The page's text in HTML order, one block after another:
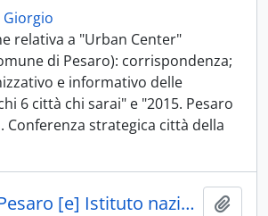
relativa a "Urban Center"
di Pesaro): corrispondenza;
e informativo delle
6 città chi sarai" e "2015. Pesaro
Conferenza strategica città della
"Comune di Pesaro [e] Istituto nazionale di urbanistica - INU Marche. Urbanisticambiente. Il nuovo piano regolatore generale. 19/3/93"